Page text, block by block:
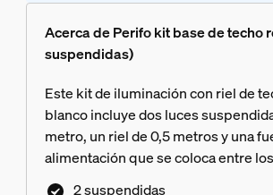
Acerca de Perifo kit base de techo
suspendidas)
Este kit de iluminación con riel de
blanco incluye dos luces
metro, un riel de 0,5 metros y una
alimentación que se coloca entre
2 suspendidas